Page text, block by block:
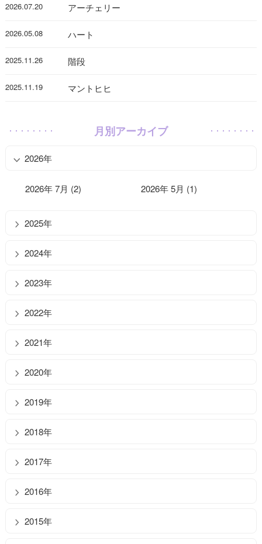
2026.07.20 アーチェリー
2026.05.08 ハート
2025.11.26 階段
2025.11.19 マントヒヒ
月別アーカイブ
2026年
2026年 7月 (2) 2026年 5月 (1)
2025年
2024年
2023年
2022年
2021年
2020年
2019年
2018年
2017年
2016年
2015年